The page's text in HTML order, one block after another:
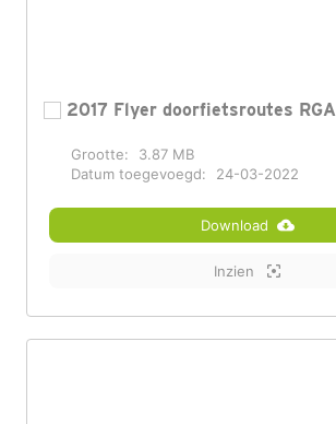
2017 Flyer doorfietsroutes RGA
Grootte:
3.87 MB
Datum toegevoegd:
24-03-2022
Download
Inzien